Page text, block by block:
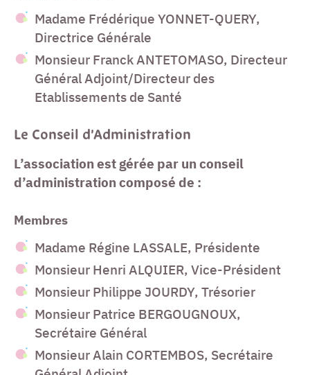
Madame Frédérique YONNET-QUERY,
Directrice Générale
Monsieur Franck ANTETOMASO, Directeur
Général Adjoint/Directeur des
Etablissements de Santé
Le Conseil d’Administration
L’association est gérée par un conseil
d’administration composé de :
Membres
Madame Régine LASSALE, Présidente
Monsieur Henri ALQUIER, Vice-Président
Monsieur Philippe JOURDY, Trésorier
Monsieur Patrice BERGOUGNOUX,
Secrétaire Général
Monsieur Alain CORTEMBOS, Secrétaire